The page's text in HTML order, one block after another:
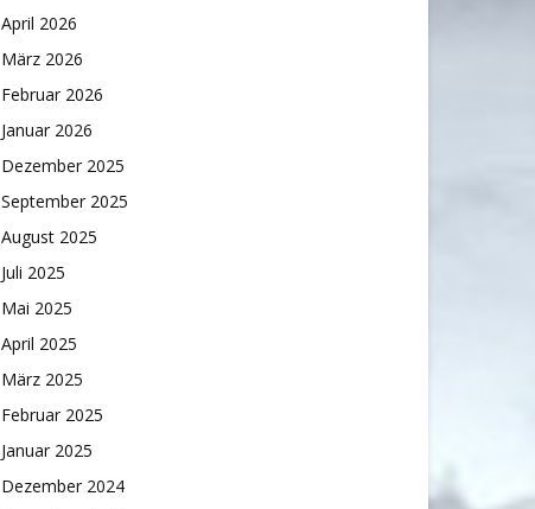
April 2026
März 2026
Februar 2026
Januar 2026
Dezember 2025
September 2025
August 2025
Juli 2025
Mai 2025
April 2025
März 2025
Februar 2025
Januar 2025
Dezember 2024